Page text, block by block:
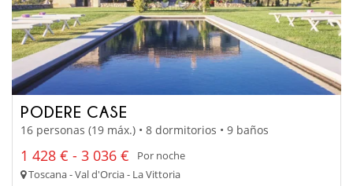
PODERE CASE
16 personas (19 máx.) • 8 dormitorios • 9 baños
1 428 € - 3 036 €
Por noche
Toscana - Val d'Orcia - La Vittoria